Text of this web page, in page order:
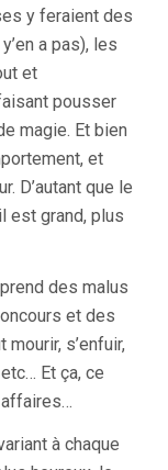
y feraient des
a pas), les
et
pousser
magie. Et bien
et
D’autant que le
est grand, plus
des malus
et des
s’enfuir,
Et ça, ce
affaires…
à chaque